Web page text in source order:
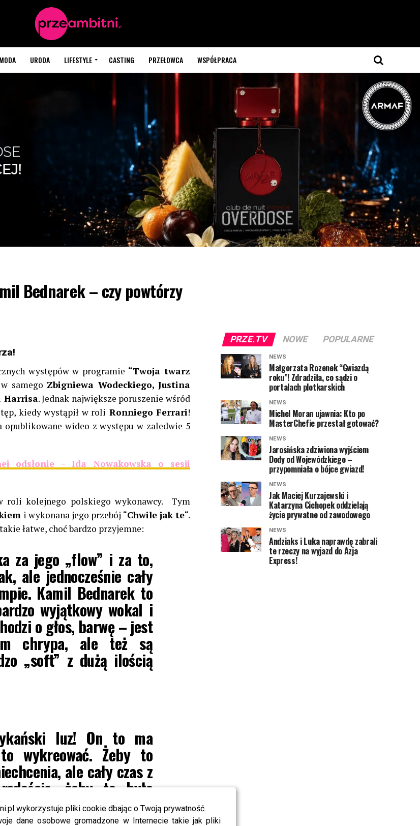
wykorzystuje pliki cookie dbając o Twoją prywatność.
dane osobowe gromadzone w Internecie takie jak pliki
MODA URODA LIFESTYLE CASTING PRZEŁOWCA WSPÓŁPRACA
Bednarek – czy powtórzy
występów w programie “Twoja twarz
samego Zbigniewa Wodeckiego, Justina
Harrisa. Jednak największe poruszenie wśród
kiedy wystąpił w roli Ronniego Ferrari!
opublikowane wideo z występu w zaledwie 5
odsłonie – Ida Nowakowska o sesji
roli kolejnego polskiego wykonawcy. Tym
i wykonana jego przebój “Chwile jak te“.
łatwe, choć bardzo przyjemne:
za jego „flow” i za to,
ale jednocześnie cały
Kamil Bednarek to
wyjątkowy wokal i
o głos, barwę – jest
chrypa, ale też są
„soft” z dużą ilością
luz! On to ma
wykreować. Żeby to
ale cały czas z
żeby to było
być udawane
PRZE.TV NOWE POPULARNE
NEWS
Małgorzata Rozenek “Gwiazdą
roku”! Zdradziła, co sądzi o
portalach plotkarskich
NEWS
Michel Moran ujawnia: Kto po
MasterChefie przestał gotować?
NEWS
Jarosińska zdziwiona wyjściem
Dody od Wojewódzkiego –
przypomniała o bójce gwiazd!
NEWS
Jak Maciej Kurzajewski i
Katarzyna Cichopek oddzielają
życie prywatne od zawodowego
NEWS
Andziaks i Luka naprawdę zabrali
te rzeczy na wyjazd do Azja
Express!